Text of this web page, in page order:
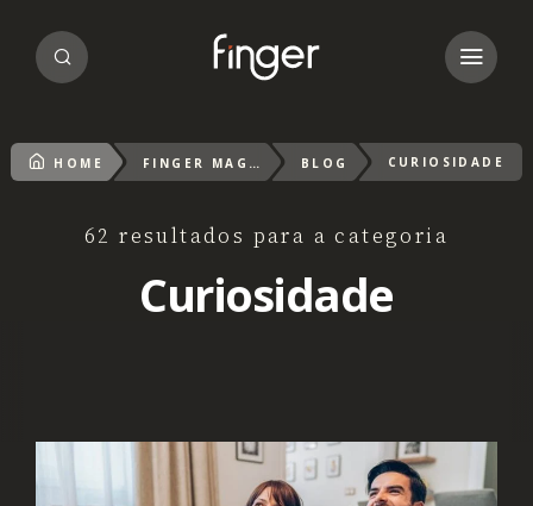
HOME FINGER MAGAZIN BLOG CURIOSIDADE
62 resultados para a categoria
Curiosidade